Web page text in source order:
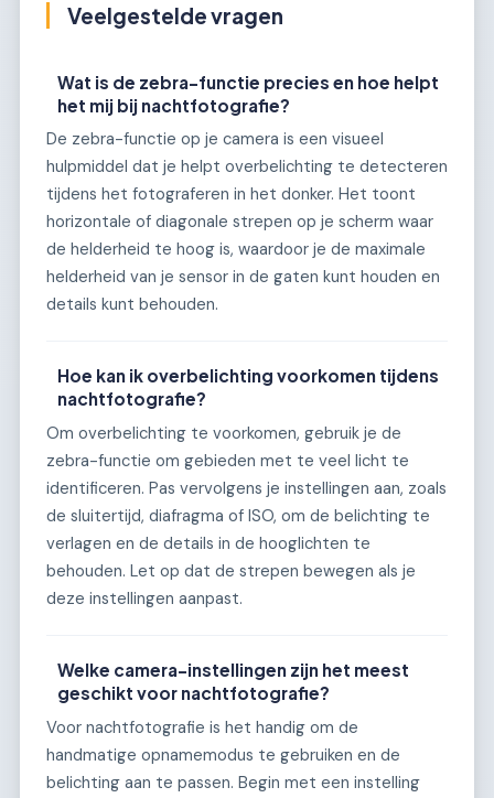
Veelgestelde vragen
Wat is de zebra-functie precies en hoe helpt
het mij bij nachtfotografie?
De zebra-functie op je camera is een visueel
hulpmiddel dat je helpt overbelichting te detecteren
tijdens het fotograferen in het donker. Het toont
horizontale of diagonale strepen op je scherm waar
de helderheid te hoog is, waardoor je de maximale
helderheid van je sensor in de gaten kunt houden en
details kunt behouden.
Hoe kan ik overbelichting voorkomen tijdens
nachtfotografie?
Om overbelichting te voorkomen, gebruik je de
zebra-functie om gebieden met te veel licht te
identificeren. Pas vervolgens je instellingen aan, zoals
de sluitertijd, diafragma of ISO, om de belichting te
verlagen en de details in de hooglichten te
behouden. Let op dat de strepen bewegen als je
deze instellingen aanpast.
Welke camera-instellingen zijn het meest
geschikt voor nachtfotografie?
Voor nachtfotografie is het handig om de
handmatige opnamemodus te gebruiken en de
belichting aan te passen. Begin met een instelling